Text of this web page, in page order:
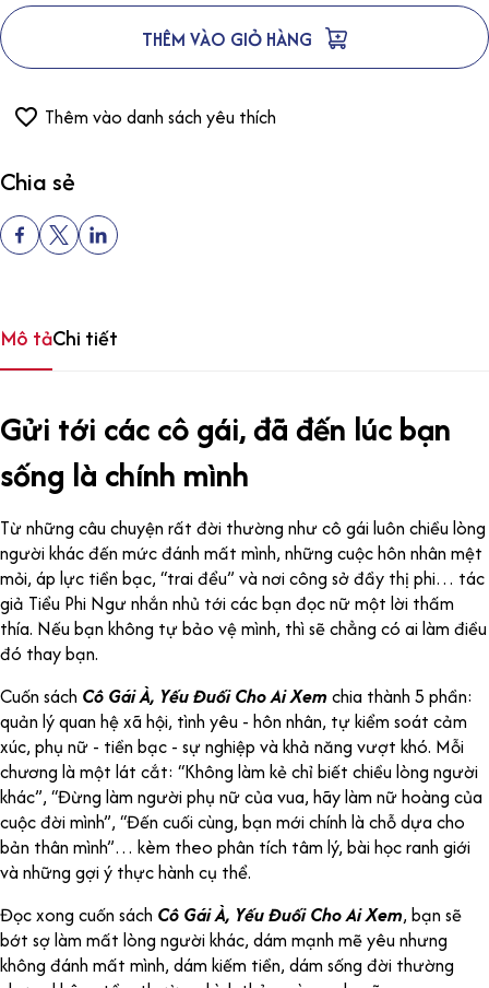
THÊM VÀO GIỎ HÀNG
Thêm vào danh sách yêu thích
Chia sẻ
Mô tảChi tiết
Gửi tới các cô gái, đã đến lúc bạn
sống là chính mình
Từ những câu chuyện rất đời thường như cô gái luôn chiều lòng
người khác đến mức đánh mất mình, những cuộc hôn nhân mệt
mỏi, áp lực tiền bạc, “trai đểu” và nơi công sở đầy thị phi… tác
giả Tiểu Phi Ngư nhắn nhủ tới các bạn đọc nữ một lời thấm
thía. Nếu bạn không tự bảo vệ mình, thì sẽ chẳng có ai làm điều
đó thay bạn.
Cuốn sách Cô Gái À, Yếu Đuối Cho Ai Xem chia thành 5 phần:
quản lý quan hệ xã hội, tình yêu - hôn nhân, tự kiểm soát cảm
xúc, phụ nữ - tiền bạc - sự nghiệp và khả năng vượt khó. Mỗi
chương là một lát cắt: “Không làm kẻ chỉ biết chiều lòng người
khác”, “Đừng làm người phụ nữ của vua, hãy làm nữ hoàng của
cuộc đời mình”, “Đến cuối cùng, bạn mới chính là chỗ dựa cho
bản thân mình”… kèm theo phân tích tâm lý, bài học ranh giới
và những gợi ý thực hành cụ thể.
Đọc xong cuốn sách Cô Gái À, Yếu Đuối Cho Ai Xem, bạn sẽ
bớt sợ làm mất lòng người khác, dám mạnh mẽ yêu nhưng
không đánh mất mình, dám kiếm tiền, dám sống đời thường